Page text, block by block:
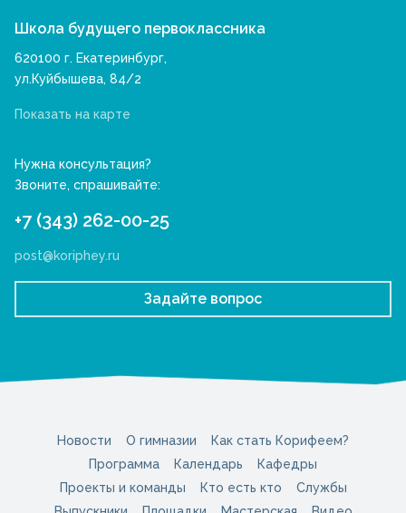
Школа будущего первоклассника
620100 г. Екатеринбург,
ул.Куйбышева, 84/2
Показать на карте
Нужна консультация?
Звоните, спрашивайте:
+7 (343) 262-00-25
post@koriphey.ru
Задайте вопрос
Новости О гимназии
Как стать Корифеем?
Программа
Календарь
Кафедры
Проекты и команды
Кто есть кто
Службы